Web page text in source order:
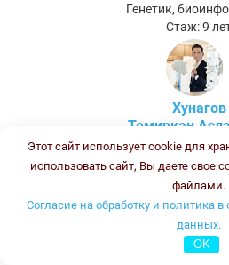
Генетик,
Стаж: 9
Хунагов
Темиркан
Биолог (после ПП и ПК - Биолог
Стаж:
Полшведкина
Этот сайт использует cookie для
использовать сайт, Вы даете свое
файлами.
Согласие на обработку и политика
данных.
OK